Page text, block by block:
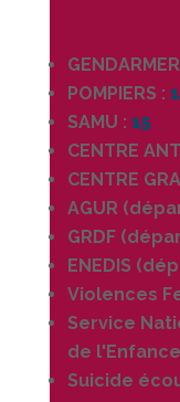
POMPIERS :
SAMU : 15
CENTRE
CENTRE
AGUR
GRDF
ENEDIS
Violences
Service
de
Suicide